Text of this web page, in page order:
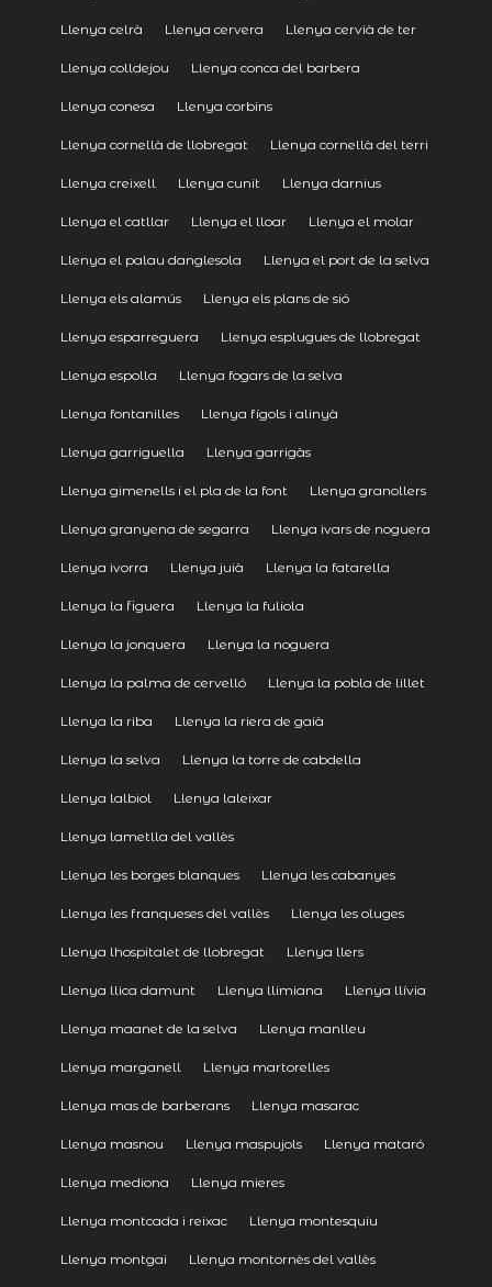
Llenya celrà Llenya cervera Llenya cervià de ter
Llenya colldejou Llenya conca del barbera
Llenya conesa Llenya corbins
Llenya cornellà de llobregat Llenya cornellà del terri
Llenya creixell Llenya cunit Llenya darnius
Llenya el catllar Llenya el lloar Llenya el molar
Llenya el palau danglesola Llenya el port de la selva
Llenya els alamús Llenya els plans de sió
Llenya esparreguera Llenya esplugues de llobregat
Llenya espolla Llenya fogars de la selva
Llenya fontanilles Llenya fígols i alinyà
Llenya garriguella Llenya garrigàs
Llenya gimenells i el pla de la font Llenya granollers
Llenya granyena de segarra Llenya ivars de noguera
Llenya ivorra Llenya juià Llenya la fatarella
Llenya la figuera Llenya la fuliola
Llenya la jonquera Llenya la noguera
Llenya la palma de cervelló Llenya la pobla de lillet
Llenya la riba Llenya la riera de gaià
Llenya la selva Llenya la torre de cabdella
Llenya lalbiol Llenya laleixar
Llenya lametlla del vallès
Llenya les borges blanques Llenya les cabanyes
Llenya les franqueses del vallès Llenya les oluges
Llenya lhospitalet de llobregat Llenya llers
Llenya llica damunt Llenya llimiana Llenya llívia
Llenya maanet de la selva Llenya manlleu
Llenya marganell Llenya martorelles
Llenya mas de barberans Llenya masarac
Llenya masnou Llenya maspujols Llenya mataró
Llenya mediona Llenya mieres
Llenya montcada i reixac Llenya montesquiu
Llenya montgai Llenya montornès del vallès